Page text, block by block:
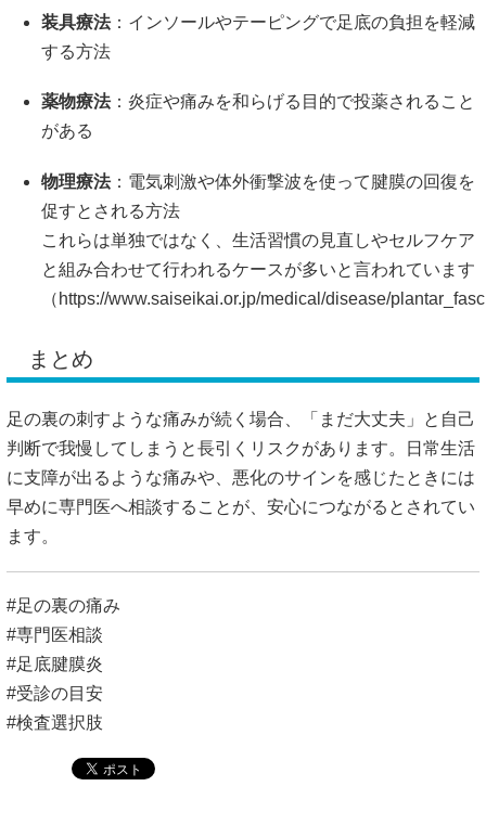
物理療法：電気刺激や体外衝撃波を使って腱膜の回復を
促すとされる方法
と組み合わせて行われるケースが多いと言われています
（ https://www.saiseikai.or.jp/medical/disease/
まとめ
足の裏の刺すような痛みが続く場合、「まだ大丈夫」と自己
判断で我慢してしまうと長引くリスクがあります。日常生活
早めに専門医へ相談することが、安心につながるとされてい
ます。
#足の裏の痛み
#専門医相談
#足底腱膜炎
#受診の目安
寝違え どのくらいで治る？症状別の目安
と早く治すための対処法
置き針 効果｜血流促進・肩こり・自律神